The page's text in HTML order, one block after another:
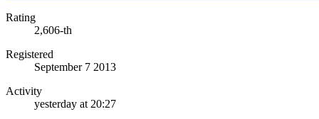
Rating
2,606-th
Registered
September 7 2013
Activity
yesterday at 20:27